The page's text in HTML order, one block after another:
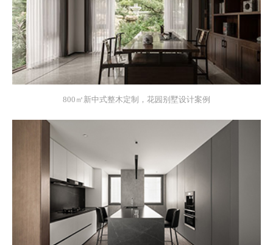
800㎡新中式整木定制，花园别墅设计案例